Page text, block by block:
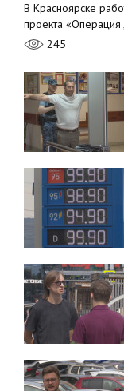
В Красноярске
проекта
245